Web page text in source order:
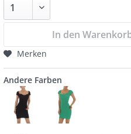
In den
Merken
Andere Farben